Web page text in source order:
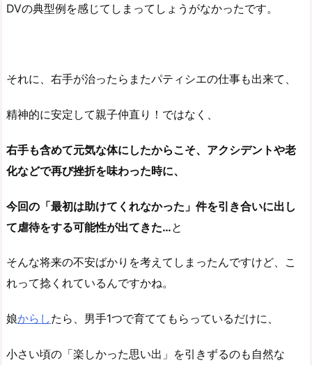
DVの典型例を感じてしまってしょうがなかったです。
それに、右手が治ったらまたパティシエの仕事も出来て、
精神的に安定して親子仲直り！ではなく、
右手も含めて元気な体にしたからこそ、アクシデントや老
化などで再び挫折を味わった時に、
今回の「最初は助けてくれなかった」件を引き合いに出し
て虐待をする可能性が出てきた…と
そんな将来の不安ばかりを考えてしまったんですけど、こ
れって捻くれているんですかね。
娘からしたら、男手1つで育ててもらっているだけに、
小さい頃の「楽しかった思い出」を引きずるのも自然な